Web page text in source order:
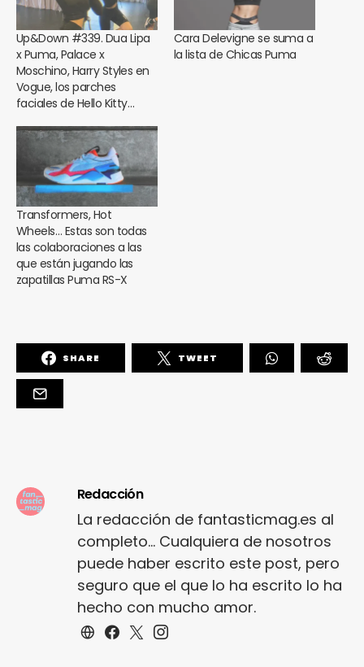
Up&Down #339. Dua Lipa
x Puma, Palace x
Moschino, Harry Styles en
Vogue, los parches
faciales de Hello Kitty…
Cara Delevigne se suma a
la lista de Chicas Puma
Transformers, Hot
Wheels… Estas son todas
las colaboraciones a las
que están jugando las
zapatillas Puma RS-X
SHARE TWEET
Redacción
La redacción de fantasticmag.es al
completo... Cualquiera de nosotros
puede haber escrito este post, pero
seguro que el que lo ha escrito lo ha
hecho con mucho amor.